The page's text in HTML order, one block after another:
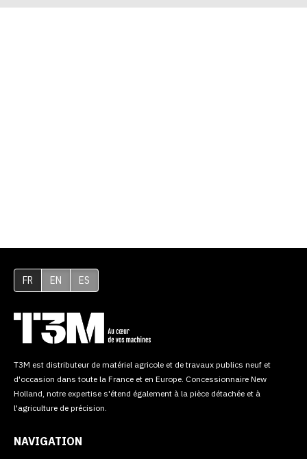
FR EN ES
T3M est distributeur de matériel agricole et de travaux publics neuf et
d'occasion dans toute la France et en Europe. Concessionnaire New
Holland, notre expertise s'étend également à la pièce détachée et à
l'agriculture de précision.
NAVIGATION